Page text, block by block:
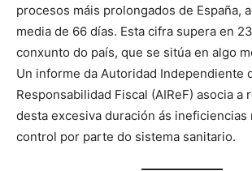
procesos máis prolongados de España,
media de 66 días. Esta cifra supera en
conxunto do país, que se sitúa en algo
Un informe da Autoridad Independiente
Responsabilidad Fiscal (AIReF) asocia a
desta excesiva duración ás ineficiencias
control por parte do sistema sanitario.